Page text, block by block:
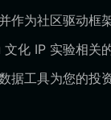
为社区驱动框
化 IP 实验相关
工具为您的投